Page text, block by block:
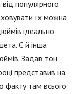
популярного
їх можна
ідеально
Є й інша
Задав тон
представив на
факту там всього